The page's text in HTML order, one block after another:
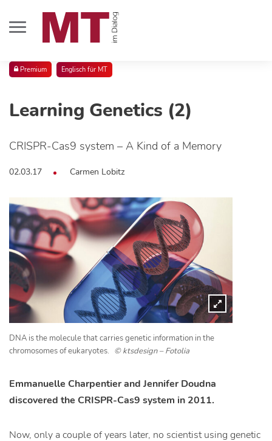
Premium Englisch für MT
Learning Genetics (2)
CRISPR-Cas9 system – A Kind of a Memory
02.03.17 Carmen Lobitz
DNA is the molecule that carries genetic information in the
chromosomes of eukaryotes. © ktsdesign – Fotolia
Emmanuelle Charpentier and Jennifer Doudna
discovered the CRISPR-Cas9 system in 2011.
Now, only a couple of years later, no scientist using genetic